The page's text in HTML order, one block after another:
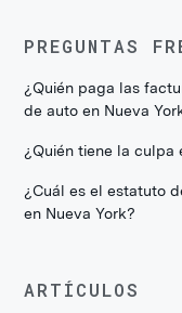
PREGUNTAS
¿Quién paga las
de auto en Nueva
¿Quién tiene la culpa
¿Cuál es el estatuto
en Nueva York?
ARTÍCULOS